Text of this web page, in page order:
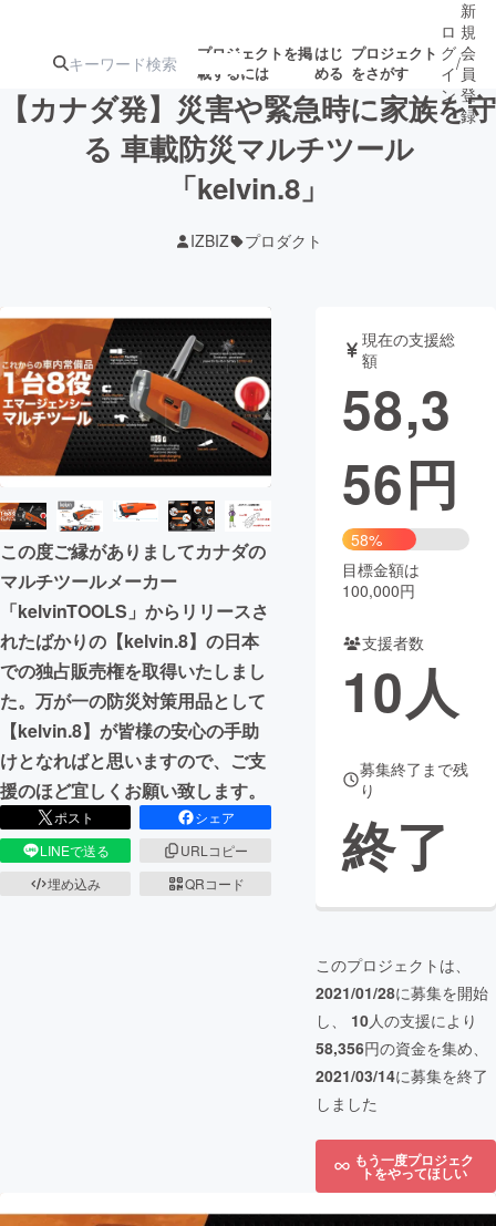
プロジェクトを掲
載するには
はじ
める
プロジェクト
をさがす
注目の新着プロ募集終了が近いプ
テクノロジー・ガジェット
映像・映画 書籍・雑誌
ビジネス・起業 チャレンジ
まちづくり・地域活性化
CAMPFIRE for Social Good
CAMPFIRE Creation
CAMPFIREふるさと納税machi-ya コミュニティ
ロ
グ
イ
ン
/
新
規
会
員
登
録
【カナダ発】災害や緊急時に家族を守
る 車載防災マルチツール
「kelvin.8」
IZBIZ プロダクト
この度ご縁がありましてカナダの
マルチツールメーカー
「kelvinTOOLS」からリリースさ
れたばかりの【kelvin.8】の日本
での独占販売権を取得いたしまし
た。万が一の防災対策用品として
【kelvin.8】が皆様の安心の手助
けとなればと思いますので、ご支
援のほど宜しくお願い致します。
ポスト
シェア
LINEで送る
URLコピー
埋め込み
QRコード
現在の支援総
額
58,3
56円
58%
目標金額は
100,000円
支援者数
10人
募集終了まで残
り
終了
このプロジェクトは、
2021/01/28に募集を開始
し、 10人の支援により
58,356円の資金を集め、
2021/03/14に募集を終了
しました
もう一度プロジェク
トをやってほしい